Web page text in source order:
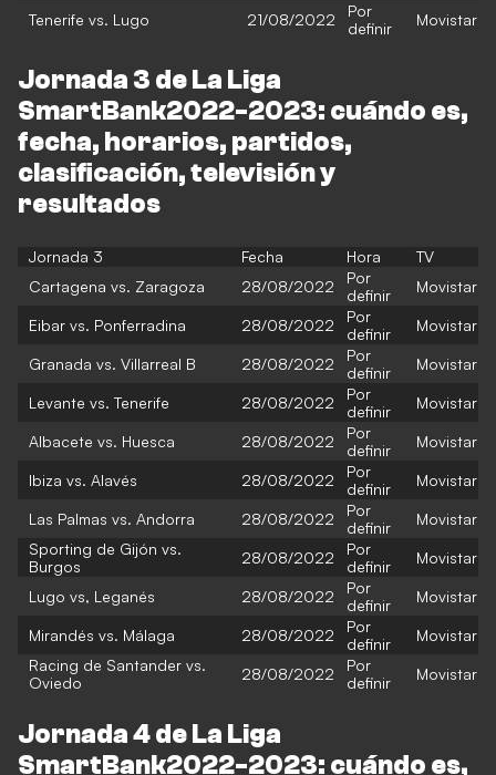
Tenerife vs. Lugo 21/08/2022
Por
definir
Movistar
Jornada 3 de La Liga
SmartBank2022-2023: cuándo es,
fecha, horarios, partidos,
clasificación, televisión y
resultados
Jornada 3 Fecha Hora
TV
Cartagena vs. Zaragoza
28/08/2022
Por
definir
Movistar
Eibar vs. Ponferradina 28/08/2022
Por
definir
Movistar
Granada vs. Villarreal B 28/08/2022
Por
definir
Movistar
Levante vs. Tenerife 28/08/2022
Por
definir
Movistar
Albacete vs. Huesca 28/08/2022
Por
definir
Movistar
Ibiza vs. Alavés 28/08/2022
Por
definir
Movistar
Las Palmas vs. Andorra 28/08/2022
Por
definir
Movistar
Sporting de Gijón vs.
Burgos
28/08/2022
Por
definir
Movistar
Lugo vs, Leganés 28/08/2022
Por
definir
Movistar
Mirandés vs. Málaga 28/08/2022
Por
definir
Movistar
Racing de Santander vs.
Oviedo
28/08/2022
Por
definir
Movistar
Jornada 4 de La Liga
SmartBank2022-2023: cuándo es,